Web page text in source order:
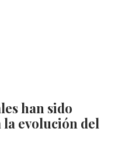
han sido
evolución del